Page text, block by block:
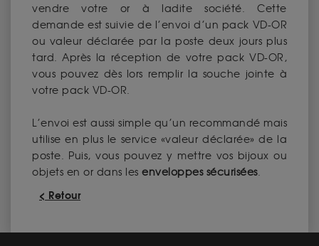
vendre votre or à ladite société. Cette
demande est suivie de l’envoi d’un pack VD-OR
ou valeur déclarée par la poste deux jours plus
tard. Après la réception de votre pack VD-OR,
vous pouvez dès lors remplir la souche jointe à
votre pack VD-OR.
L’envoi est aussi simple qu’un recommandé mais
utilise en plus le service «valeur déclarée» de la
poste. Puis, vous pouvez y mettre vos bijoux ou
objets en or dans les enveloppes sécurisées.
< Retour